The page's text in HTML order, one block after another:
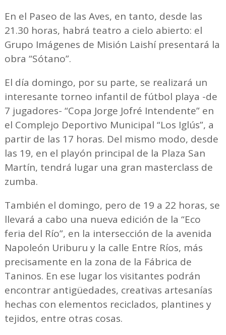
En el Paseo de las Aves, en tanto, desde las
21.30 horas, habrá teatro a cielo abierto: el
Grupo Imágenes de Misión Laishí presentará la
obra “Sótano”.
El día domingo, por su parte, se realizará un
interesante torneo infantil de fútbol playa -de
7 jugadores- “Copa Jorge Jofré Intendente” en
el Complejo Deportivo Municipal “Los Iglús”, a
partir de las 17 horas. Del mismo modo, desde
las 19, en el playón principal de la Plaza San
Martín, tendrá lugar una gran masterclass de
zumba.
También el domingo, pero de 19 a 22 horas, se
llevará a cabo una nueva edición de la “Eco
feria del Río”, en la intersección de la avenida
Napoleón Uriburu y la calle Entre Ríos, más
precisamente en la zona de la Fábrica de
Taninos. En ese lugar los visitantes podrán
encontrar antigüedades, creativas artesanías
hechas con elementos reciclados, plantines y
tejidos, entre otras cosas.